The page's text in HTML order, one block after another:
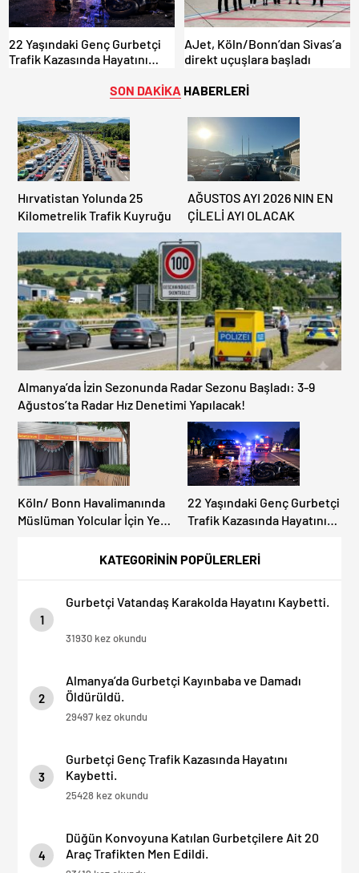
22 Yaşındaki Genç Gurbetçi
Trafik Kazasında Hayatını
AJet, Köln/Bonn’dan Sivas’a
direkt uçuşlara başladı
SON DAKİKA HABERLERİ
KATEGORİNİN POPÜLERLERİ
1
Gurbetçi Vatandaş Karakolda Hayatını Kaybetti.
31930 kez okundu
2
Almanya’da Gurbetçi Kayınbaba ve Damadı
Öldürüldü.
29497 kez okundu
3
Gurbetçi Genç Trafik Kazasında Hayatını
Kaybetti.
25428 kez okundu
4
Düğün Konvoyuna Katılan Gurbetçilere Ait 20
Araç Trafikten Men Edildi.
Hırvatistan Yolunda 25
Kilometrelik Trafik Kuyruğu
AĞUSTOS AYI 2026 NIN EN
ÇİLELİ AYI OLACAK
Almanya’da İzin Sezonunda Radar Sezonu Başladı: 3-9
Ağustos’ta Radar Hız Denetimi Yapılacak!
Köln/ Bonn Havalimanında
Müslüman Yolcular İçin Yeni
22 Yaşındaki Genç Gurbetçi
Trafik Kazasında Hayatını